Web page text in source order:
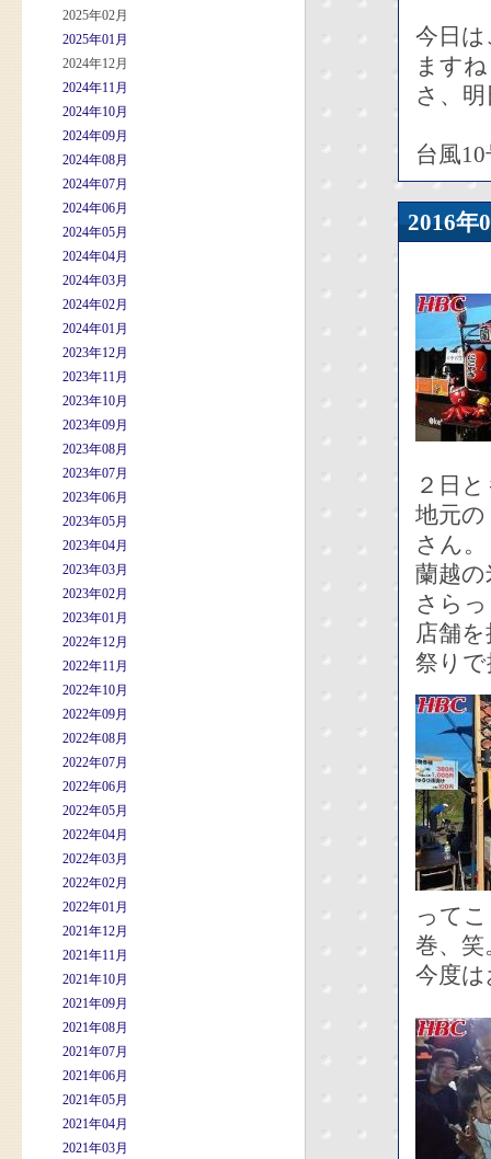
2025年02月
2025年01月
2024年12月
2024年11月
2024年10月
2024年09月
2024年08月
2024年07月
2024年06月
2024年05月
2024年04月
2024年03月
2024年02月
2024年01月
2023年12月
2023年11月
2023年10月
2023年09月
2023年08月
2023年07月
2023年06月
2023年05月
2023年04月
2023年03月
2023年02月
2023年01月
2022年12月
2022年11月
2022年10月
2022年09月
2022年08月
2022年07月
2022年06月
2022年05月
2022年04月
2022年03月
2022年02月
2022年01月
2021年12月
2021年11月
2021年10月
2021年09月
2021年08月
2021年07月
2021年06月
2021年05月
2021年04月
2021年03月
今日
ます
さ、
台風
2016
２日
地元
さん。
蘭越
さら
店舗
祭り
って
巻、笑
今度